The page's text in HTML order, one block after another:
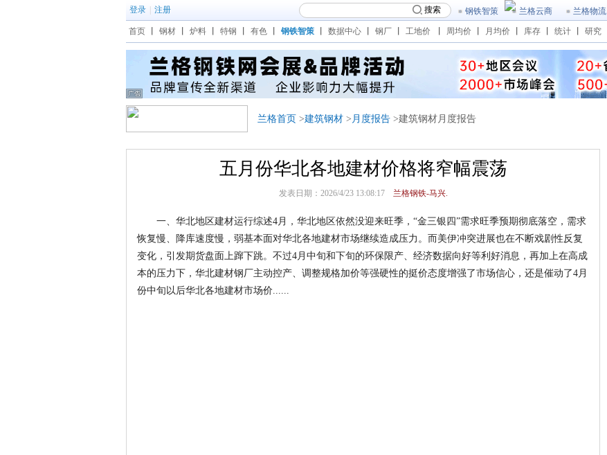
登录 注册 搜索 钢铁智策 兰格云商 兰格物流
首页 钢材 炉料 特钢 有色 钢铁智策 数据中心 钢厂 工地价 周均价 月均价 库存 统计 研究
兰格首页 >建筑钢材 > 月度报告 >建筑钢材月度报告
五月份华北各地建材价格将窄幅震荡
发表日期：2026/4/23 13:08:17兰格钢铁-马兴.
一、华北地区建材运行综述4月，华北地区依然没迎来旺季，“金三银四”需求旺季预期彻底落空，需求
恢复慢、降库速度慢，弱基本面对华北各地建材市场继续造成压力。而美伊冲突进展也在不断戏剧性反复
变化，引发期货盘面上蹿下跳。不过4月中旬和下旬的环保限产、经济数据向好等利好消息，再加上在高成
本的压力下，华北建材钢厂主动控产、调整规格加价等强硬性的挺价态度增强了市场信心，还是催动了4月
份中旬以后华北各地建材市场价......